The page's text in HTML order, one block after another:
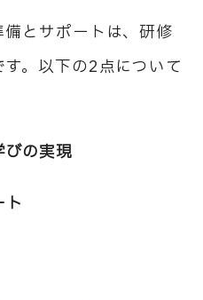
とサポートは、研修
。以下の2点について
びの実現
ト